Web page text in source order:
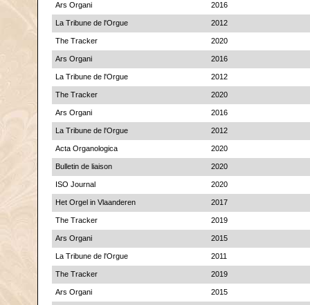
Ars Organi 2016
La Tribune de l'Orgue 2012
The Tracker 2020
Ars Organi 2016
La Tribune de l'Orgue 2012
The Tracker 2020
Ars Organi 2016
La Tribune de l'Orgue 2012
Acta Organologica 2020
Bulletin de liaison 2020
ISO Journal 2020
Het Orgel in Vlaanderen 2017
The Tracker 2019
Ars Organi 2015
La Tribune de l'Orgue 2011
The Tracker 2019
Ars Organi 2015